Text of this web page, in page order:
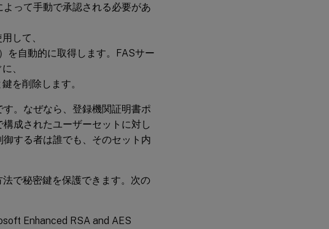
って手動で承認される必要があ
して、
自動的に取得します。FASサー
、
を削除します。
。なぜなら、登録機関証明書ポ
成されたユーザーセットに対し
する者は誰でも、そのセット内
で秘密鍵を保護できます。次の
Enhanced RSA and AES